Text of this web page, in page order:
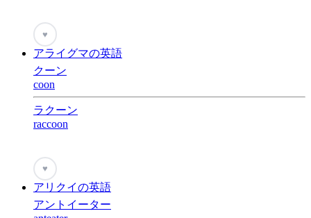
♥
アライグマの英語
クーン
coon
ラクーン
raccoon
♥
アリクイの英語
アントイーター